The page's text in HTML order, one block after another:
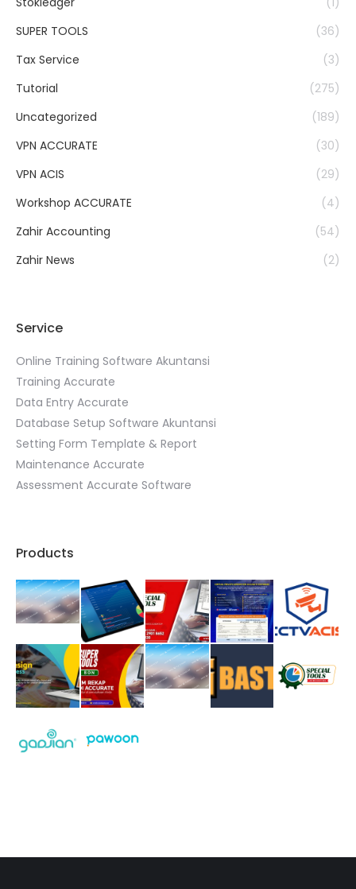
SUPER TOOLS
(36)
Tax Service
(3)
Tutorial
(275)
Uncategorized
(189)
VPN ACCURATE
(30)
VPN ACIS
(29)
Workshop ACCURATE
(4)
Zahir Accounting
(54)
Zahir News
(2)
Service
Online Training Software Akuntansi
Training Accurate
Data Entry Accurate
Database Setup Software Akuntansi
Setting Form Template & Report
Maintenance Accurate
Assessment Accurate Software
Products